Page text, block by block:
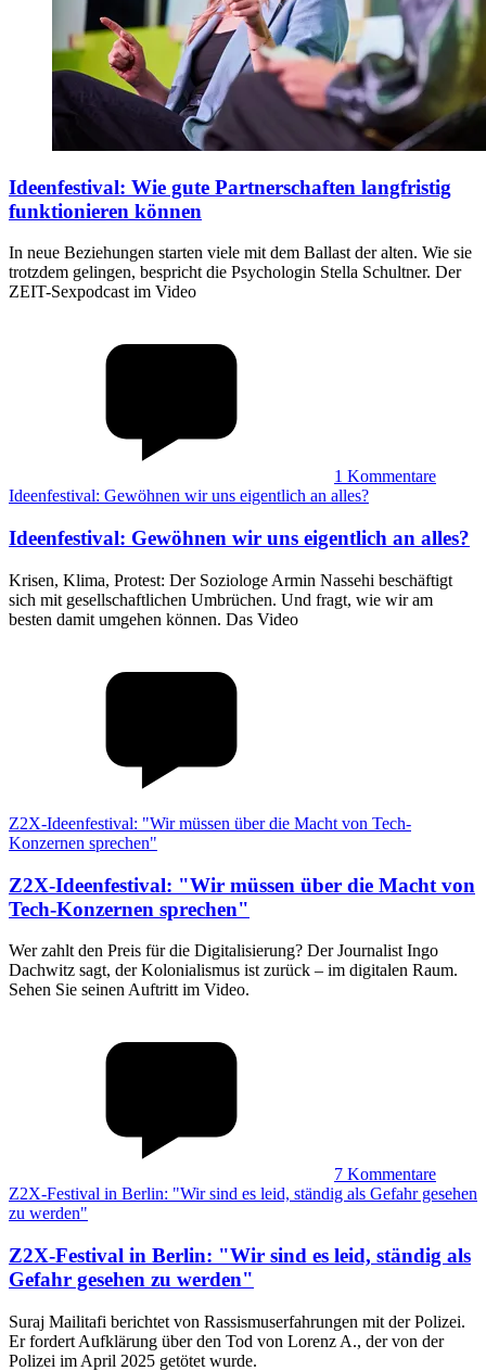
Ideenfestival: Wie gute Partnerschaften langfristig
funktionieren können
In neue Beziehungen starten viele mit dem Ballast der alten. Wie sie
trotzdem gelingen, bespricht die Psychologin Stella Schultner. Der
ZEIT-Sexpodcast im Video
1 Kommentare
Ideenfestival: Gewöhnen wir uns eigentlich an alles?
Ideenfestival: Gewöhnen wir uns eigentlich an alles?
Krisen, Klima, Protest: Der Soziologe Armin Nassehi beschäftigt
sich mit gesellschaftlichen Umbrüchen. Und fragt, wie wir am
besten damit umgehen können. Das Video
Z2X-Ideenfestival: "Wir müssen über die Macht von Tech-
Konzernen sprechen"
Z2X-Ideenfestival: "Wir müssen über die Macht von
Tech-Konzernen sprechen"
Wer zahlt den Preis für die Digitalisierung? Der Journalist Ingo
Dachwitz sagt, der Kolonialismus ist zurück – im digitalen Raum.
Sehen Sie seinen Auftritt im Video.
7 Kommentare
Z2X-Festival in Berlin: "Wir sind es leid, ständig als Gefahr gesehen
zu werden"
Z2X-Festival in Berlin: "Wir sind es leid, ständig als
Gefahr gesehen zu werden"
Suraj Mailitafi berichtet von Rassismuserfahrungen mit der Polizei.
Er fordert Aufklärung über den Tod von Lorenz A., der von der
Polizei im April 2025 getötet wurde.